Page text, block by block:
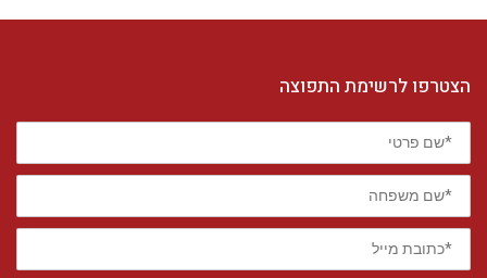
הצטרפו לרשימת התפוצה
*שם
פרטי
*שם
משפחה
*כתובת
מייל